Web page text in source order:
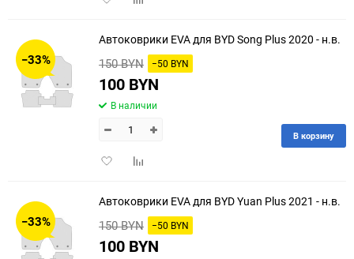
−33%
Автоковрики EVA для BYD Song Plus 2020 - н.в.
150 BYN −50 BYN
100 BYN
В наличии
ДобавитьДобавить
В корзину
−33%
Автоковрики EVA для BYD Yuan Plus 2021 - н.в.
150 BYN −50 BYN
100 BYN